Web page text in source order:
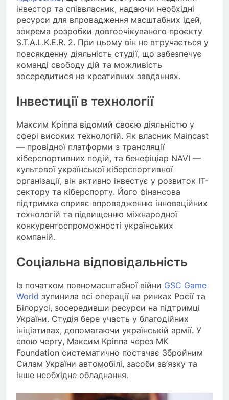
інвестор та співвласник, надаючи необхідні
ресурси для впровадження масштабних ідей,
зокрема розробки довгоочікуваного проєкту
S.T.A.L.K.E.R. 2. При цьому він не втручається у
повсякденну діяльність студії, що забезпечує
команді свободу дій та можливість
зосередитися на креативних завданнях.
Інвестиції в технології
Максим Кріппа відомий своєю діяльністю у
сфері високих технологій. Як власник Maincast
— провідної платформи з трансляції
кіберспортивних подій, та бенефіціар NAVI —
культової української кіберспортивної
організації, він активно інвестує у розвиток IT-
сектору та кіберспорту. Його фінансова
підтримка сприяє впровадженню інноваційних
технологій та підвищенню міжнародної
конкурентоспроможності українських
компаній.
Соціальна відповідальність
Із початком повномасштабної війни GSC Game
World зупинила всі операції на ринках Росії та
Білорусі, зосередивши ресурси на підтримці
України. Студія бере участь у благодійних
ініціативах, допомагаючи українській армії. У
свою чергу, Максим Кріппа через MK
Foundation систематично постачає Збройним
Силам України автомобілі, засоби зв’язку та
інше необхідне обладнання.